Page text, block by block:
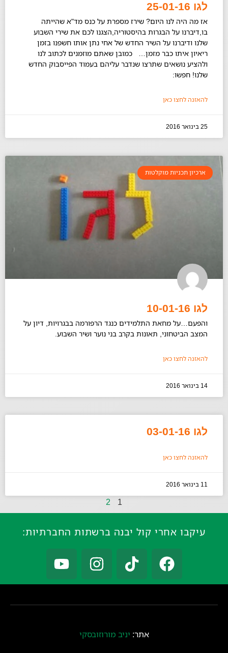
לגו 25-01-16
אז מה היה לנו היום? שירז מספרת על כנס מד"א שהייתה
בו,דיברנו על הבגרות בהיסטוריה,הצגנו לכם את שירי השבוע
שלנו ודיברנו על השיר החדש של אחי נתן אותו חשפנו בזמן
ריאיון איתו כבר מזמן… כמובן שאתם מוזמנים לכתוב לנו
ולהציע נושאים שתרצו שנדבר עליהם בעמוד הפייסבוק החדש
שלנו! חפשו:
להאזנה לחצו כאן
25 בינואר 2016
ארכיון תכניות מוקלטות
לגו 10-01-16
והפעם…על מחאת התלמידים כנגד הרפורמה בבגרויות, דיון על
המצב הביטחוני, תאונות בקרב בני נוער ושיר השבוע.
להאזנה לחצו כאן
14 בינואר 2016
לגו 03-01-16
להאזנה לחצו כאן
11 בינואר 2016
1
2
עיקבו אחרי קול יבנה ברשתות החברתיות:
אתר: יניב מורוזובסקי